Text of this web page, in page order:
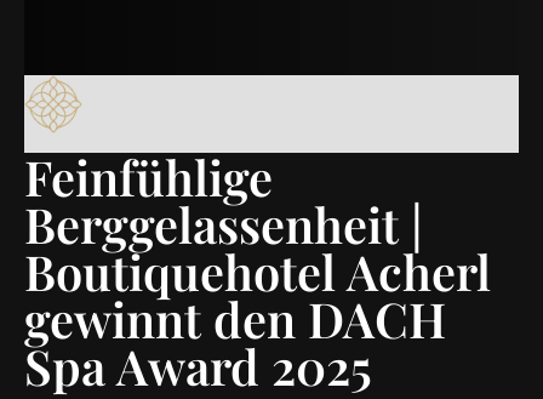
Feinfühlige
Berggelassenheit |
Boutiquehotel Acherl
gewinnt den DACH
Spa Award 2025